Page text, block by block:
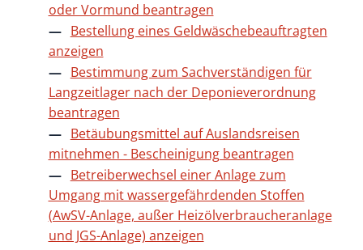
oder Vormund beantragen
Bestellung eines Geldwäschebeauftragten
anzeigen
Bestimmung zum Sachverständigen für
Langzeitlager nach der Deponieverordnung
beantragen
Betäubungsmittel auf Auslandsreisen
mitnehmen - Bescheinigung beantragen
Betreiberwechsel einer Anlage zum
Umgang mit wassergefährdenden Stoffen
(AwSV-Anlage, außer Heizölverbraucheranlage
und JGS-Anlage) anzeigen